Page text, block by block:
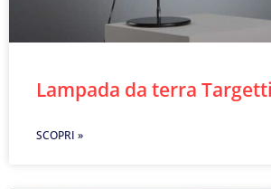
Lampada da terra
SCOPRI »